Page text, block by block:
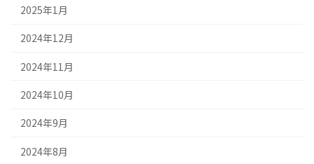
2025年1月
2024年12月
2024年11月
2024年10月
2024年9月
2024年8月